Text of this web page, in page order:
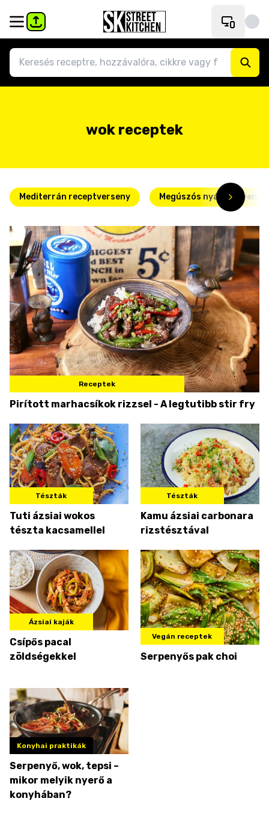
wok receptek
Mediterrán receptverseny Megúszós nyári
Receptek
Pirított marhacsíkok rizzsel - A legtutibb stir fry
Tészták
Tuti ázsiai wokos
tészta kacsamellel
Tészták
Kamu ázsiai carbonara
rizstésztával
Ázsiai kaják
Csípős pacal
zöldségekkel
Vegán receptek
Serpenyős pak choi
Konyhai praktikák
Serpenyő, wok, tepsi –
mikor melyik nyerő a
konyhában?